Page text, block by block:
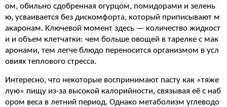
ом, обильно сдобренная огурцом, помидорами и зелень
ю, усваивается без дискомфорта, который приписывают м
акаронам. Ключевой момент здесь — количество жидкост
и и объем клетчатки: чем больше овощей в тарелке с мак
аронами, тем легче блюдо переносится организмом в усл
овиях теплового стресса.
Интересно, что некоторые воспринимают пасту как «тяже
лую» пищу из-за высокой калорийности, связывая её с наб
ором веса в летний период. Однако метаболизм углеводо